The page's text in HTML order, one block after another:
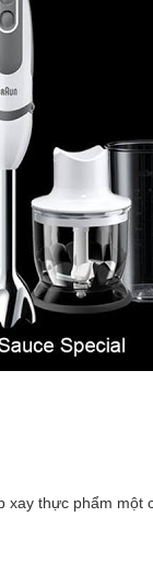
thực phẩm một